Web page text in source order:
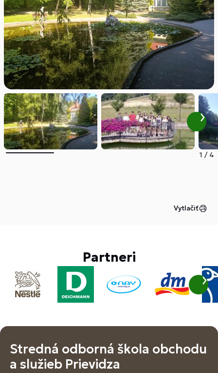
1 / 4
Vytlačiť
Partneri
Stredná odborná škola obchodu
a služieb Prievidza